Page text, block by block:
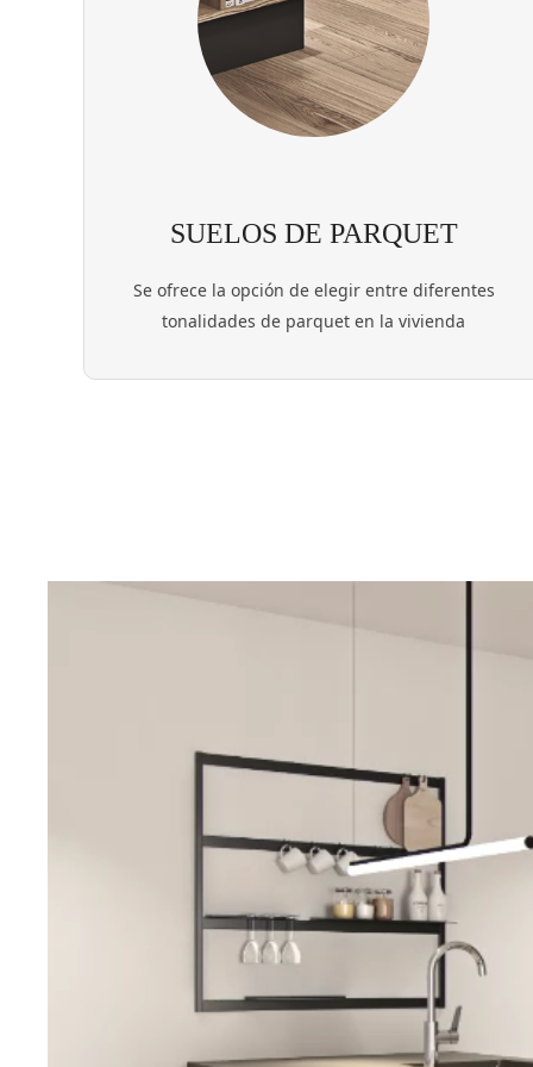
SUELOS DE PARQUET
Se ofrece la opción de elegir entre diferentes
tonalidades de parquet en la vivienda